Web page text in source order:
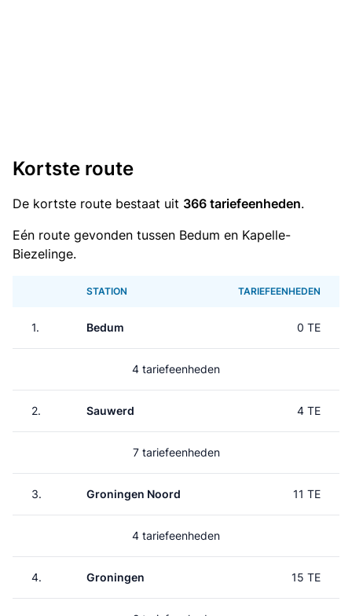
Kortste route
De kortste route bestaat uit 366 tariefeenheden.
Eén route gevonden tussen Bedum en Kapelle-
Biezelinge.
STATION TARIEFEENHEDEN
1. Bedum 0 TE
4 tariefeenheden
2. Sauwerd 4 TE
7 tariefeenheden
3. Groningen Noord 11 TE
4 tariefeenheden
4. Groningen 15 TE